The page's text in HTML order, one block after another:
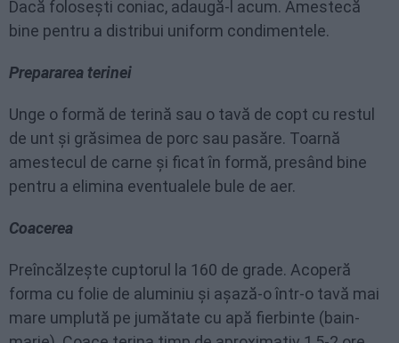
Dacă folosești coniac, adaugă-l acum. Amestecă
bine pentru a distribui uniform condimentele.
Prepararea terinei
Unge o formă de terină sau o tavă de copt cu restul
de unt și grăsimea de porc sau pasăre. Toarnă
amestecul de carne și ficat în formă, presând bine
pentru a elimina eventualele bule de aer.
Coacerea
Preîncălzește cuptorul la 160 de grade. Acoperă
forma cu folie de aluminiu și așază-o într-o tavă mai
mare umplută pe jumătate cu apă fierbinte (bain-